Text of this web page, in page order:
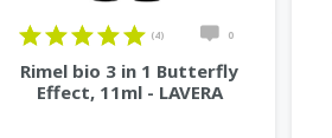
(4) 0
Rimel bio 3 in 1 Butterfly
Effect, 11ml - LAVERA